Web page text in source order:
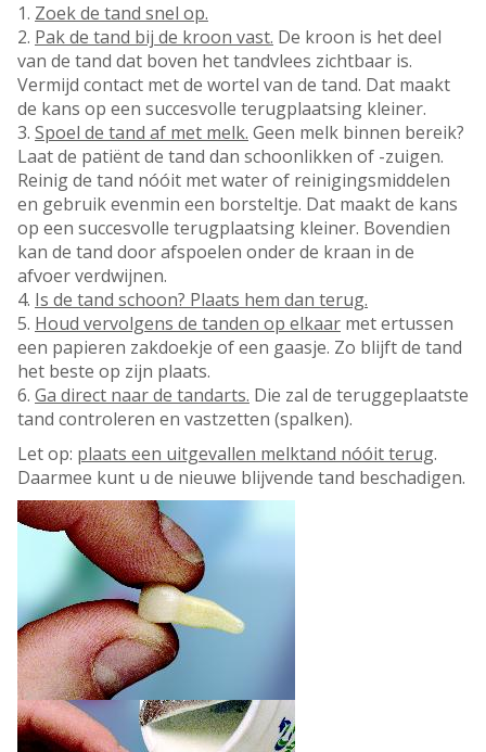
1. Zoek de tand snel op.
2. Pak de tand bij de kroon vast. De kroon is het deel
van de tand dat boven het tandvlees zichtbaar is.
Vermijd contact met de wortel van de tand. Dat maakt
de kans op een succesvolle terugplaatsing kleiner.
3. Spoel de tand af met melk. Geen melk binnen bereik?
Laat de patiënt de tand dan schoonlikken of -zuigen.
Reinig de tand nóóit met water of reinigingsmiddelen
en gebruik evenmin een borsteltje. Dat maakt de kans
op een succesvolle terugplaatsing kleiner. Bovendien
kan de tand door afspoelen onder de kraan in de
afvoer verdwijnen.
4. Is de tand schoon? Plaats hem dan terug.
5. Houd vervolgens de tanden op elkaar met ertussen
een papieren zakdoekje of een gaasje. Zo blijft de tand
het beste op zijn plaats.
6. Ga direct naar de tandarts. Die zal de teruggeplaatste
tand controleren en vastzetten (spalken).
Let op: plaats een uitgevallen melktand nóóit terug.
Daarmee kunt u de nieuwe blijvende tand beschadigen.